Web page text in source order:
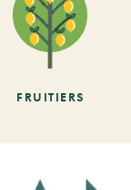
FRUITIERS